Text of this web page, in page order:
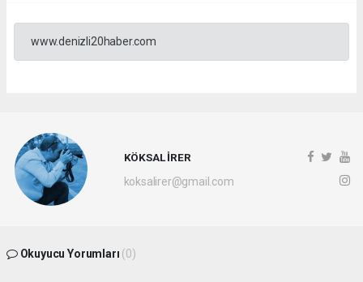
www.denizli20haber.com
KÖKSAL İRER
koksalirer@gmail.com
Okuyucu Yorumları (0)